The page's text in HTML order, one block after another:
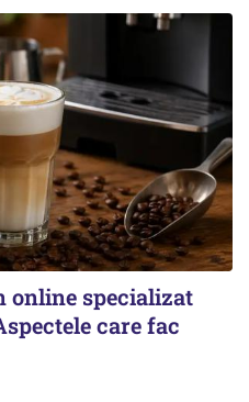
online specializat
care fac